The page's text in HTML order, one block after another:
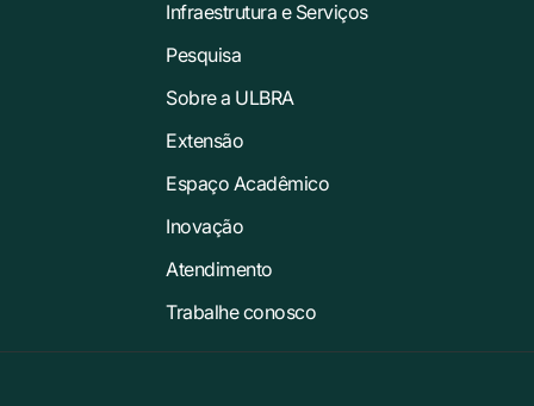
Infraestrutura e Serviços
Pesquisa
Sobre a ULBRA
Extensão
Espaço Acadêmico
Inovação
Atendimento
Trabalhe conosco